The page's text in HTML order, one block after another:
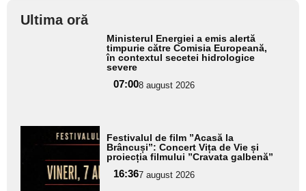
Ultima oră
Ministerul Energiei a emis alertă
timpurie către Comisia Europeană,
în contextul secetei hidrologice
severe
07:008 august 2026
Adaugă
aici textul
pentru
subtitlu
Festivalul de film ”Acasă la
Brâncuși”: Concert Vița de Vie și
proiecția filmului ”Cravata galbenă”
16:367 august 2026